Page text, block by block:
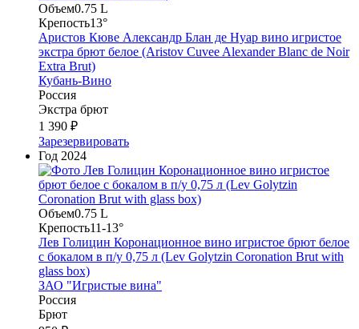
Объем0.75 L
Крепость13°
Аристов Кюве Александр Блан де Нуар вино игристое
экстра брют белое (Aristov Cuvee Alexander Blanc de Noir
Extra Brut)
Кубань-Вино
Россия
Экстра брют
1 390 ₽
Зарезервировать
Год 2024
Объем0.75 L
Крепость11-13°
Лев Голицин Коронационное вино игристое брют белое
с бокалом в п/у 0,75 л (Lev Golytzin Coronation Brut with
glass box)
ЗАО "Игристые вина"
Россия
Брют